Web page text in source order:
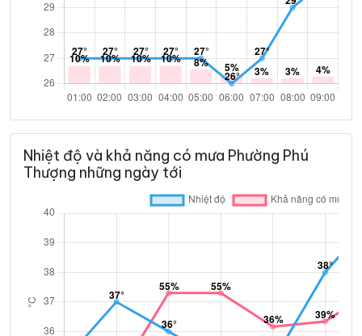
Nhiệt độ và khả năng có mưa Phường Phú
Thượng những ngày tới